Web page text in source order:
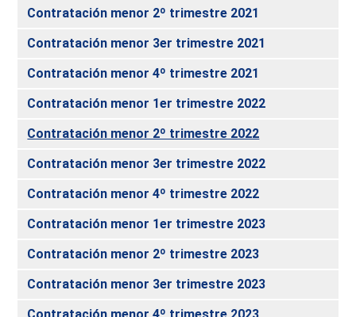
Contratación menor 2º trimestre 2021
Contratación menor 3er trimestre 2021
Contratación menor 4º trimestre 2021
Contratación menor 1er trimestre 2022
Contratación menor 2º trimestre 2022
Contratación menor 3er trimestre 2022
Contratación menor 4º trimestre 2022
Contratación menor 1er trimestre 2023
Contratación menor 2º trimestre 2023
Contratación menor 3er trimestre 2023
Contratación menor 4º trimestre 2023